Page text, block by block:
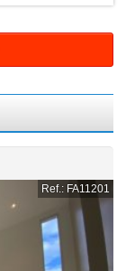
Ref.: FA11201